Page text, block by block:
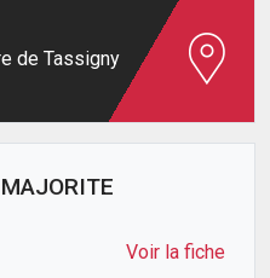
de Tassigny
Voir la fiche